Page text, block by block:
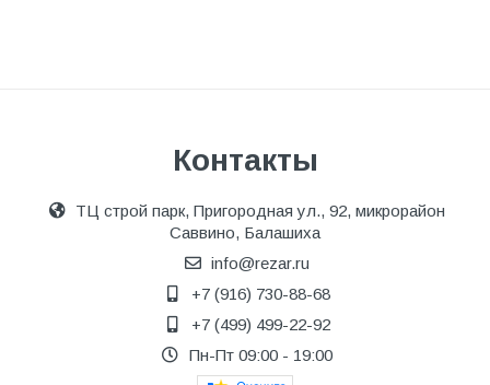
Контакты
ТЦ строй парк, Пригородная ул., 92, микрорайон
Саввино, Балашиха
info@rezar.ru
+7 (916) 730-88-68
+7 (499) 499-22-92
Пн-Пт 09:00 - 19:00